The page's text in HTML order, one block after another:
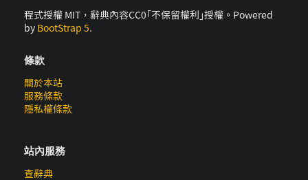
程式授權 MIT，辭典內容CC0｢不保留權利｣授權。Powered
by BootStrap 5.
條款
關於本站
服務條款
隱私權條款
站內服務
查辭典